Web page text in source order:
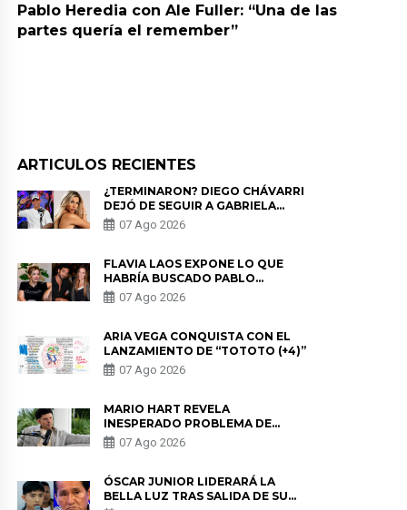
Pablo Heredia con Ale Fuller: “Una de las
partes quería el remember”
ARTICULOS RECIENTES
¿TERMINARON? DIEGO CHÁVARRI
DEJÓ DE SEGUIR A GABRIELA
HERRERA Y ANUNCIA SU SALIDA
DE PÓDCAST
07 Ago 2026
FLAVIA LAOS EXPONE LO QUE
HABRÍA BUSCADO PABLO
HEREDIA CON ALE FULLER: “UNA
DE LAS PARTES QUERÍA EL
07 Ago 2026
ARIA VEGA CONQUISTA CON EL
LANZAMIENTO DE “TOTOTO (+4)”
07 Ago 2026
MARIO HART REVELA
INESPERADO PROBLEMA DE
SALUD ANTES DE SEPARARSE DE
KORINA: “ME ENCONTRARON UN
07 Ago 2026
ÓSCAR JUNIOR LIDERARÁ LA
BELLA LUZ TRAS SALIDA DE SU